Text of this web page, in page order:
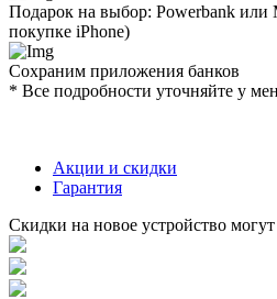
Подарок на выбор: Powerbank
покупке iPhone)
Сохраним приложения банков
* Все подробности уточняйте у
Акции и скидки
Гарантия
Скидки на новое устройство